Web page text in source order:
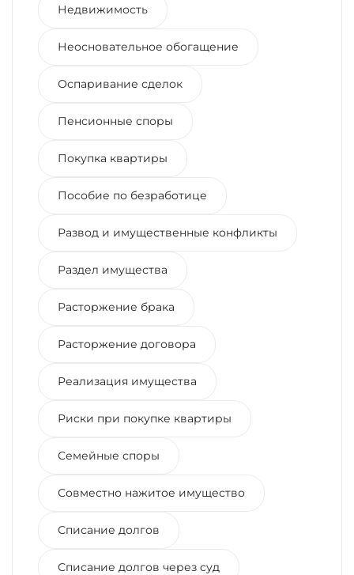
Недвижимость
Неосновательное обогащение
Оспаривание сделок
Пенсионные споры
Покупка квартиры
Пособие по безработице
Развод и имущественные конфликты
Раздел имущества
Расторжение брака
Расторжение договора
Реализация имущества
Риски при покупке квартиры
Семейные споры
Совместно нажитое имущество
Списание долгов
Списание долгов через суд